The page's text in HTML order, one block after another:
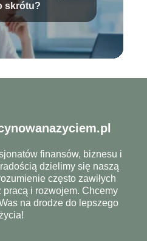
skrótu?
finansów, biznesu i
dzielimy się naszą
często zawiłych
i rozwojem. Chcemy
na drodze do lepszego
życia!